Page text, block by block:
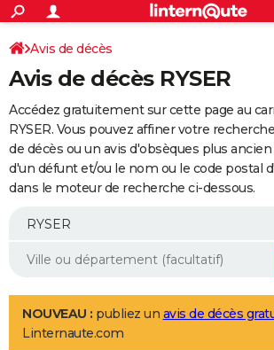
ACTUALITÉS
Politique
Société
Faits Divers
Education
Monde
Villes
+
SPORT
Coupe du monde 2026
Football
Tennis
Cyclisme
Rugby
Forum
Programme TV
TNT
Streaming
Cinéma
Sorties cinéma
Musique
+
FINANCE
Retraite
Impôts
Epargne
Immobilier
Risques naturels par ville
Banque
Assurance
Crédit
AUTO
Essais
Réserver un essai
Citadines
Berlines
SUV
Forum auto
+
Mobiles
Meilleur smartphone
Internet
Ordinateurs
Jeux vidéo
Guide high-tech
Aménagement intérieur
LIFESTYLE
Art de vivre
Bien-être
Loisirs
Mode
Modes de vie
Avis de décès
Avis de décès RYSER
Accédez gratuitement sur cette page au
RYSER. Vous pouvez affiner votre
de décès ou un avis d'obsèques plus
d'un défunt et/ou le nom ou le code postal
dans le moteur de recherche ci-dessous.
NOUVEAU : publiez un avis de décès
Linternaute.com